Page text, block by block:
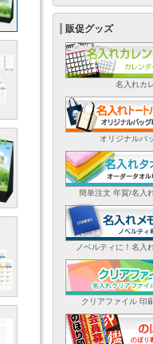
販促グッズ
名入れカ
オリジナルバ
簡単注文 年賀/名入
ノベルティに！名入
クリアファイル 印